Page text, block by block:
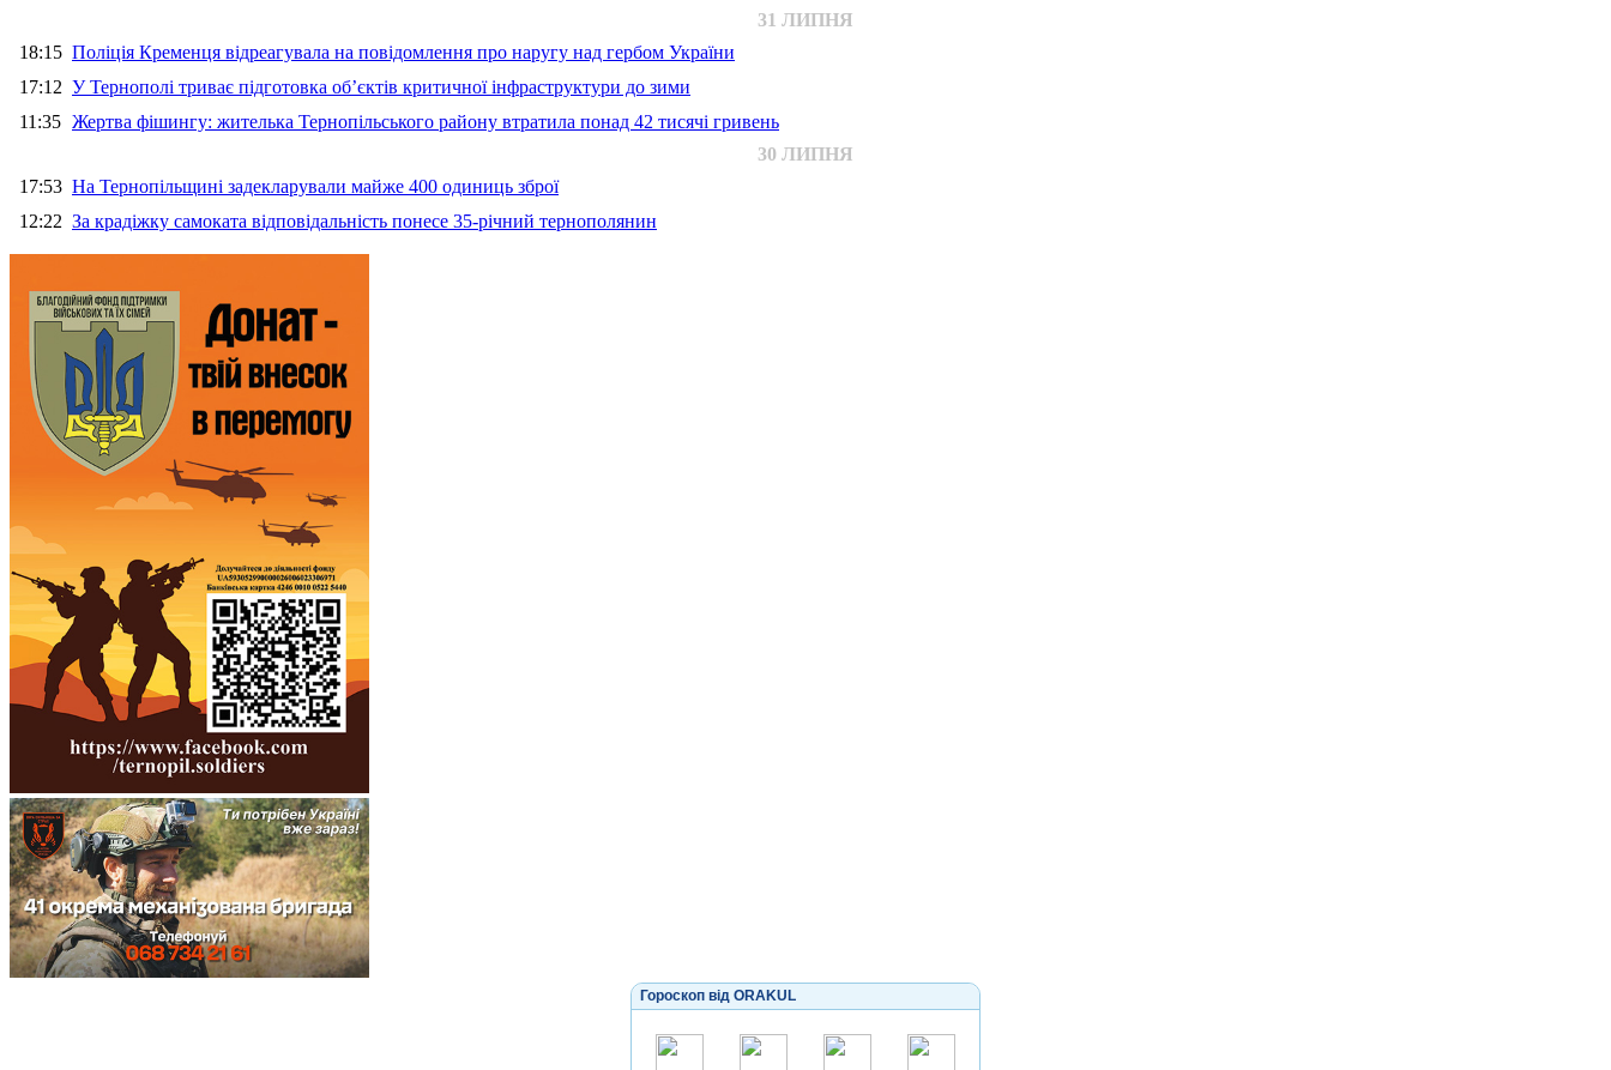
31 ЛИПНЯ
18:15 Поліція Кременця відреагувала на повідомлення про наругу над гербом України
17:12 У Тернополі триває підготовка об’єктів критичної інфраструктури до зими
11:35 Жертва фішингу: жителька Тернопільського району втратила понад 42 тисячі гривень
30 ЛИПНЯ
17:53 На Тернопільщині задекларували майже 400 одиниць зброї
12:22 За крадіжку самоката відповідальність понесе 35-річний тернополянин
Гороскоп від ORAKUL